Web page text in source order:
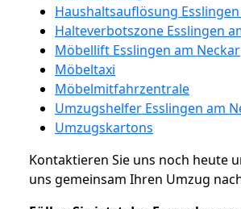
Haushaltsauflösung
Halteverbotszone Esslingen
Möbellift Esslingen am Neckar
Möbeltaxi
Möbelmitfahrzentrale
Umzugshelfer Esslingen am
Umzugskartons
Kontaktieren Sie uns noch heute
uns gemeinsam Ihren Umzug